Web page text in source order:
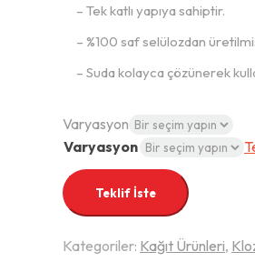
– Tek katlı yapıya sahiptir.
– %100 saf selülozdan
– Suda kolayca çözünerek
Varyasyon
Varyasyon
Teklif İste
Kategoriler: Kağıt Ürünleri,